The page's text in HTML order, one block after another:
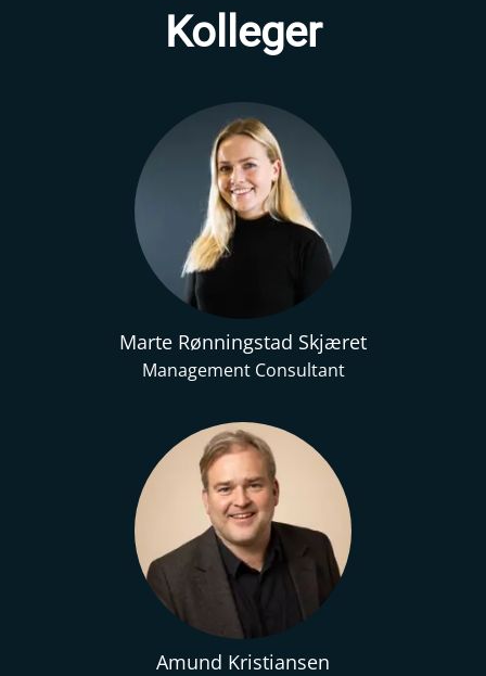
Kolleger
Marte Rønningstad Skjæret
Management Consultant
Amund Kristiansen